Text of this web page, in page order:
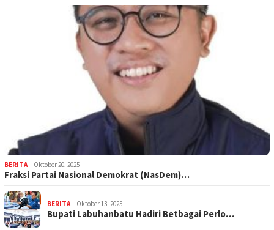
BERITA Oktober 20, 2025
Fraksi Partai Nasional Demokrat (NasDem)…
BERITA Oktober 13, 2025
Bupati Labuhanbatu Hadiri Betbagai Perlo…